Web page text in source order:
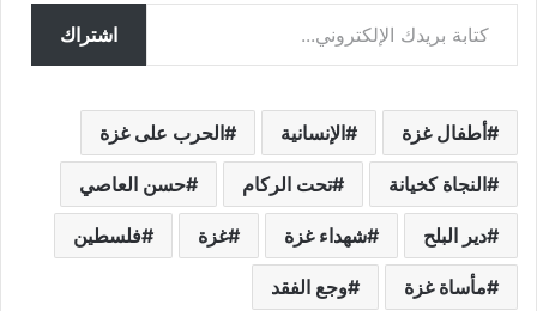
اشتراك
أطفال غزة الإنسانية الحرب على غزة
النجاة كخيانة تحت الركام حسن العاصي
دير البلح شهداء غزة غزة فلسطين
مأساة غزة وجع الفقد